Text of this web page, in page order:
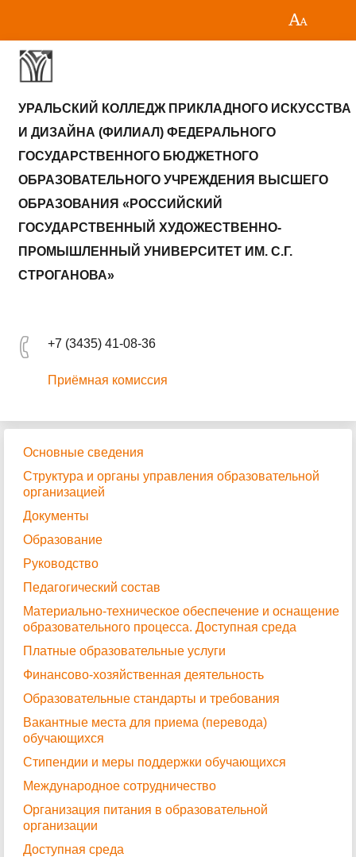
УРАЛЬСКИЙ КОЛЛЕДЖ ПРИКЛАДНОГО ИСКУССТВА
И ДИЗАЙНА (ФИЛИАЛ) ФЕДЕРАЛЬНОГО
ГОСУДАРСТВЕННОГО БЮДЖЕТНОГО
ОБРАЗОВАТЕЛЬНОГО УЧРЕЖДЕНИЯ ВЫСШЕГО
ОБРАЗОВАНИЯ «РОССИЙСКИЙ
ГОСУДАРСТВЕННЫЙ ХУДОЖЕСТВЕННО-
ПРОМЫШЛЕННЫЙ УНИВЕРСИТЕТ ИМ. С.Г.
СТРОГАНОВА»
+7 (3435) 41-08-36
Приёмная комиссия
Основные сведения
Структура и органы управления образовательной
организацией
Документы
Образование
Руководство
Педагогический состав
Материально-техническое обеспечение и оснащение
образовательного процесса. Доступная среда
Платные образовательные услуги
Финансово-хозяйственная деятельность
Образовательные стандарты и требования
Вакантные места для приема (перевода)
обучающихся
Стипендии и меры поддержки обучающихся
Международное сотрудничество
Организация питания в образовательной
организации
Доступная среда